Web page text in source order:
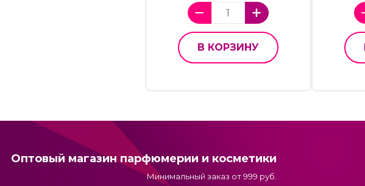
В КОРЗИНУ
Оптовый магазин парфюмерии и косметики
Минимальный заказ от 999 руб.